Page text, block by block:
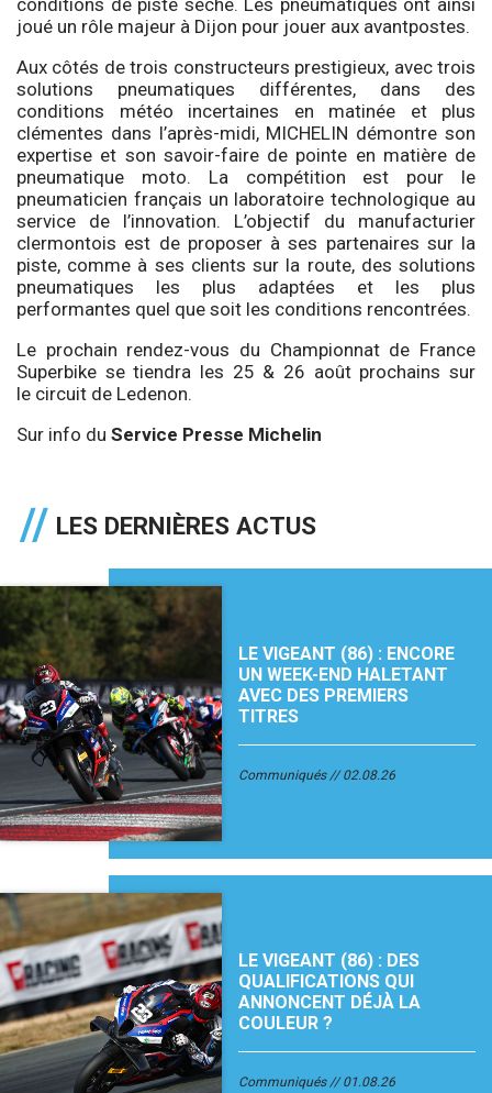
joué un rôle majeur à Dijon pour jouer aux avantpostes.
Aux côtés de trois constructeurs prestigieux, avec trois
solutions pneumatiques différentes, dans des
conditions météo incertaines en matinée et plus
clémentes dans l’après-midi, MICHELIN démontre son
expertise et son savoir-faire de pointe en matière de
pneumatique moto. La compétition est pour le
pneumaticien français un laboratoire technologique au
service de l’innovation. L’objectif du manufacturier
clermontois est de proposer à ses partenaires sur la
piste, comme à ses clients sur la route, des solutions
pneumatiques les plus adaptées et les plus
performantes quel que soit les conditions rencontrées.
Le prochain rendez-vous du Championnat de France
Superbike se tiendra les 25 & 26 août prochains sur
le circuit de Ledenon.
Sur info du Service Presse Michelin
LES DERNIÈRES ACTUS
LE VIGEANT (86) : ENCORE
UN WEEK-END HALETANT
AVEC DES PREMIERS
TITRES
Communiqués 02.08.26
LE VIGEANT (86) : DES
QUALIFICATIONS QUI
ANNONCENT DÉJÀ LA
COULEUR ?
Communiqués 01.08.26